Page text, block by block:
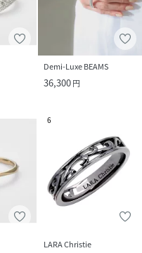
Demi-Luxe BEAMS
36,300円
6
LARA Christie